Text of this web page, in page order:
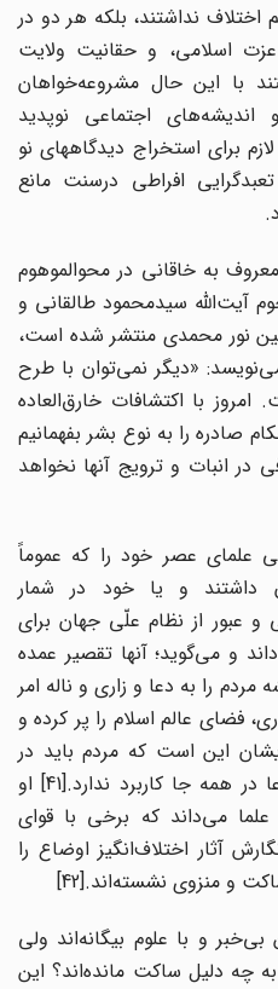
نداشتند، بلکه هر دو در
اسلامی، و حقانیت ولایت
با این حال مشروعه‌خواهان
اجتماعی نوپدید
برای استخراج دیدگاههای نو
افراطی درسنت مانع
به خاقانی در محوالموهوم
آیت‌الله سیدمحمود طالقانی و
نور محمدی منتشر شده است،
«دیگر نمی‌توان با طرح
با اکتشافات خارق‌العاده
صادره را به نوع بشر بفهمانیم
انبات و ترویج آنها نخواهد
علمای عصر خود را که عموماً
داشتند و یا خود در شمار
عبور از نظام علّی جهان برای
و می‌گوید؛ آنها تقصیر عمده
را به دعا و زاری و ناله امر
فضای عالم اسلام را پر کرده و
این است که مردم باید در
بسیاری از امور عمل بکنند و دعا در همه جا کاربرد ندارد.[41] او
می‌داند که برخی با قوای
اختلاف‌انگیز اوضاع را
منزوی نشسته‌اند.[42]
و با علوم بیگانه‌اند ولی
دلیل ساکت مانده‌اند؟ این